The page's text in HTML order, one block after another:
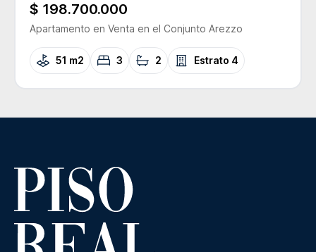
$ 198.700.000
Apartamento en Venta en el Conjunto Arezzo
51 m2 3 2 Estrato 4